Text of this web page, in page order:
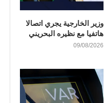
وزير الخارجية يجري اتصالا
هاتفيا مع نظيره البحريني
09/08/2026